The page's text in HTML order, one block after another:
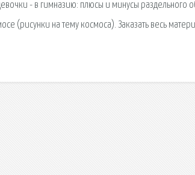
- в гимназию: плюсы и минусы раздельного
(рисунки на тему космоса). Заказать весь